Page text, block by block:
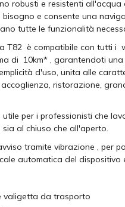
robusti e resistenti
e consente una
tutte le funzionalità
T82 è compatibile con tutti i
di 10km* , garantendoti
d'uso, unita alle
ristorazione,
per i professionisti che
al chiuso che all'aperto.
tramite vibrazione , per
automatica del dispositivo
valigetta da trasporto